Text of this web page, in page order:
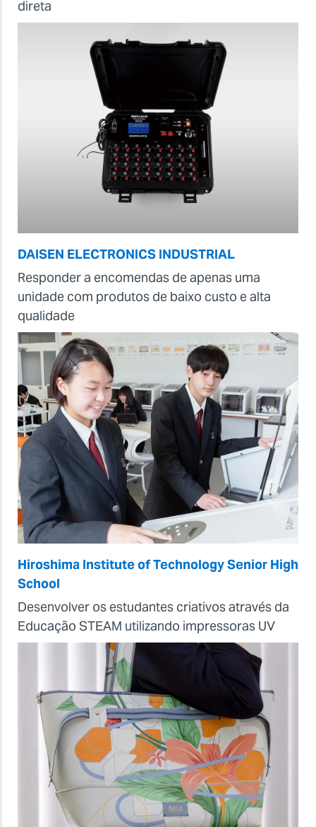
direta
DAISEN ELECTRONICS INDUSTRIAL
Responder a encomendas de apenas uma
unidade com produtos de baixo custo e alta
qualidade
Hiroshima Institute of Technology Senior High
School
Desenvolver os estudantes criativos através da
Educação STEAM utilizando impressoras UV